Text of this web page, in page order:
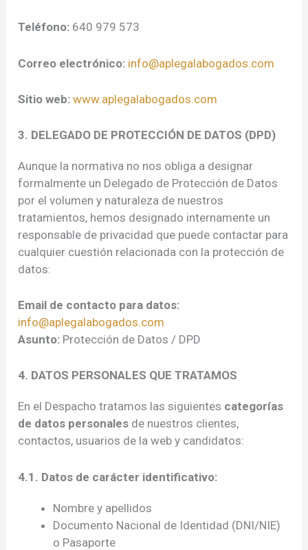
Teléfono: 640 979 573
Correo electrónico: info@aplegalabogados.com
Sitio web: www.aplegalabogados.com
3. DELEGADO DE PROTECCIÓN DE DATOS (DPD)
Aunque la normativa no nos obliga a designar
formalmente un Delegado de Protección de Datos
por el volumen y naturaleza de nuestros
tratamientos, hemos designado internamente un
responsable de privacidad que puede contactar para
cualquier cuestión relacionada con la protección de
datos:
Email de contacto para datos:
info@aplegalabogados.com
Asunto: Protección de Datos / DPD
4. DATOS PERSONALES QUE TRATAMOS
En el Despacho tratamos las siguientes categorías
de datos personales de nuestros clientes,
contactos, usuarios de la web y candidatos:
4.1. Datos de carácter identificativo:
Nombre y apellidos
Documento Nacional de Identidad (DNI/NIE)
o Pasaporte